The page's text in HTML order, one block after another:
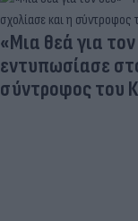
«Μια θεά για
εντυπωσίασε
σύντροφος του